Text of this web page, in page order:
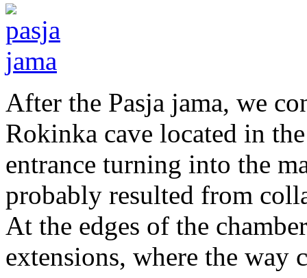
After the Pasja jama, we
Rokinka cave located in
entrance turning into the
probably resulted from
At the edges of the
extensions, where the way